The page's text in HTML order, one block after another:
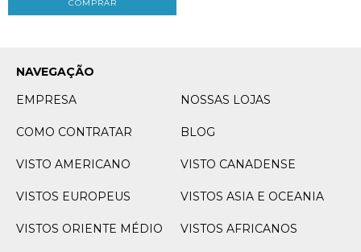
NAVEGAÇÃO
EMPRESA
NOSSAS LOJAS
COMO CONTRATAR BLOG
VISTO AMERICANO VISTO CANADENSE
VISTOS EUROPEUS VISTOS ASIA E OCEANIA
VISTOS ORIENTE MÉDIO VISTOS AFRICANOS